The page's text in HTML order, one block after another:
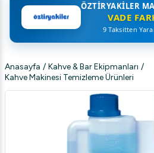
ÖZTIRYAKILER
VADE
9 Taksitten
Anasayfa / Kahve & Bar Ekipmanları /
Kahve Makinesi Temizleme Ürünleri